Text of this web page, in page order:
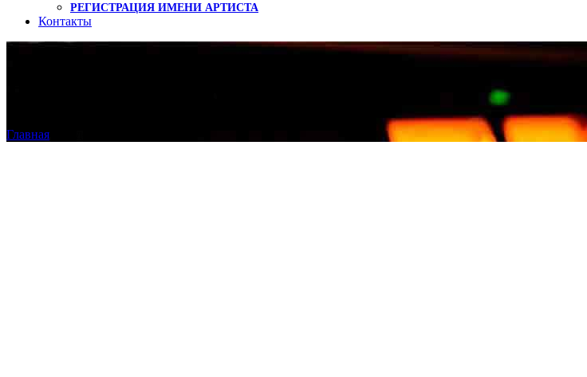
РЕГИСТРАЦИЯ ИМЕНИ АРТИСТА
Контакты
Главная